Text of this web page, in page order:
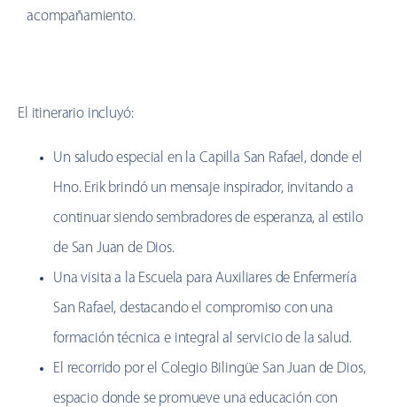
acompañamiento.
El itinerario incluyó:
Un saludo especial en la Capilla San Rafael, donde el
Hno. Erik brindó un mensaje inspirador, invitando a
continuar siendo sembradores de esperanza, al estilo
de San Juan de Dios.
Una visita a la Escuela para Auxiliares de Enfermería
San Rafael, destacando el compromiso con una
formación técnica e integral al servicio de la salud.
El recorrido por el Colegio Bilingüe San Juan de Dios,
espacio donde se promueve una educación con